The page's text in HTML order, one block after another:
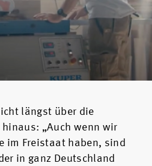
längst über die
hinaus: „Auch wenn wir
im Freistaat haben, sind
in ganz Deutschland